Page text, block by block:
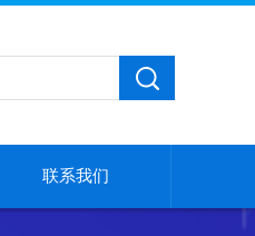
联系我们